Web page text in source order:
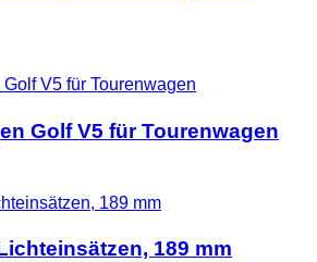
Golf V5 für Tourenwagen
189 mm